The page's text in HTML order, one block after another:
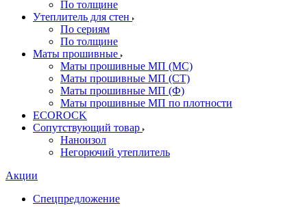
По толщине
Утеплитель для стен
По сериям
По толщине
Маты прошивные
Маты прошивные МП (МС)
Маты прошивные МП (СТ)
Маты прошивные МП (Ф)
Маты прошивные МП по плотности
ECOROCK
Сопутствующий товар
Наноизол
Негорючий утеплитель
Акции
Спецпредложение